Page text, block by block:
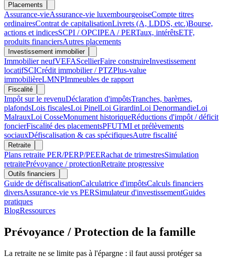
Placements
Assurance-vieAssurance-vie luxembourgeoiseCompte titres
ordinairesContrat de capitalisationLivrets (A, LDDS, etc.)Bourse,
actions et indicesSCPI / OPCIPEA / PERTaux, intérêtsETF,
produits financiersAutres placements
Investissement immobilier
Immobilier neufVEFAScellierFaire construireInvestissement
locatifSCICrédit immobilier / PTZPlus-value
immobilièreLMNPImmeubles de rapport
Fiscalité
Impôt sur le revenuDéclaration d'impôtsTranches, barèmes,
plafondsLois fiscalesLoi PinelLoi GirardinLoi DenormandieLoi
MalrauxLoi CosseMonument historiqueRéductions d'impôt / déficit
foncierFiscalité des placementsPFUTMI et prélèvements
sociauxDéfiscalisation & cas spécifiquesAutre fiscalité
Retraite
Plans retraite PER/PERP/PEERachat de trimestresSimulation
retraitePrévoyance / protectionRetraite progressive
Outils financiers
Guide de défiscalisationCalculatrice d'impôtsCalculs financiers
diversAssurance-vie vs PERSimulateur d'investissementGuides
pratiques
BlogRessources
Prévoyance / Protection de la famille
La retraite ne se limite pas à l'épargne : il faut aussi protéger sa